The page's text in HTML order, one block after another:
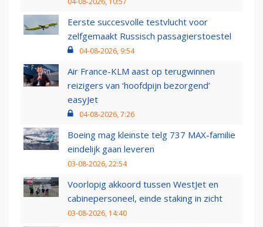
Eerste succesvolle testvlucht voor
zelfgemaakt Russisch passagierstoestel
04-08-2026, 9:54
Air France-KLM aast op terugwinnen
reizigers van ‘hoofdpijn bezorgend’
easyJet
04-08-2026, 7:26
Boeing mag kleinste telg 737 MAX-familie
eindelijk gaan leveren
03-08-2026, 22:54
Voorlopig akkoord tussen WestJet en
cabinepersoneel, einde staking in zicht
03-08-2026, 14:40